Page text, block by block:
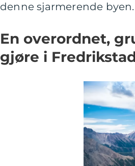
denne sjarmerende byen.
En overordnet,
gjøre i